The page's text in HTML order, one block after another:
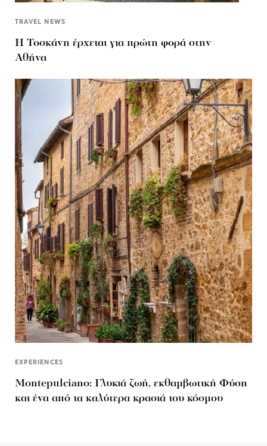
TRAVEL NEWS
Η Τοσκάνη έρχεται για πρώτη φορά στην
Αθήνα
EXPERIENCES
Montepulciano: Γλυκιά ζωή, εκθαμβωτική Φύση
και ένα από τα καλύτερα κρασιά του κόσμου